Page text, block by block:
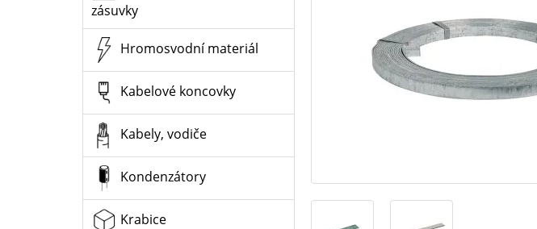
zásuvky
Hromosvodní materiál
Kabelové koncovky
Kabely, vodiče
Kondenzátory
Krabice